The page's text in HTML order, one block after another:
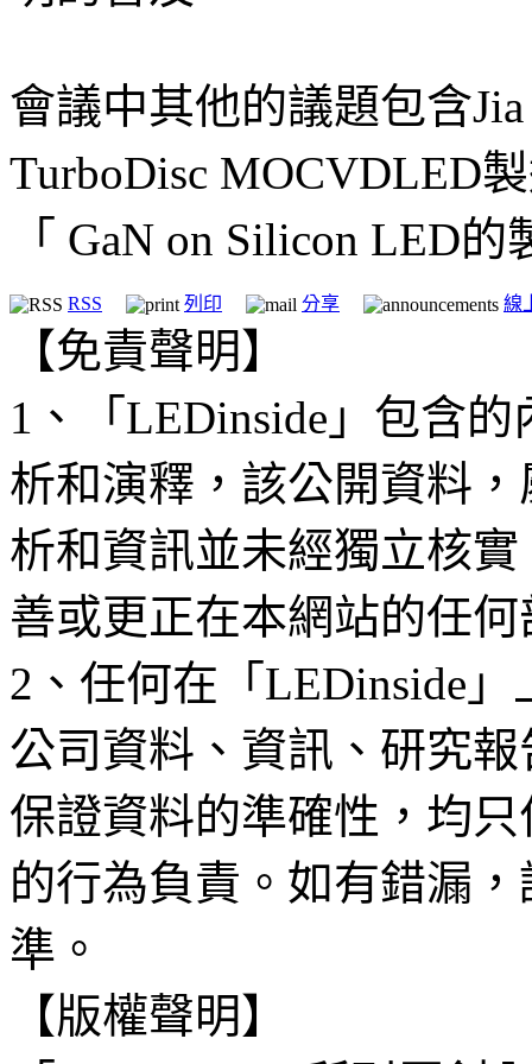
會議中其他的議題包含
TurboDisc MOCVDLED
「 GaN on Silicon LED
RSS 列印 分享 線
【免責聲明】
1、「LEDinside」包含
析和演釋，該公開資料
析和資訊並未經獨立核
善或更正在本網站的任
2、任何在「LEDinside
公司資料、資訊、研究
保證資料的準確性，均
的行為負責。如有錯漏
準。
【版權聲明】